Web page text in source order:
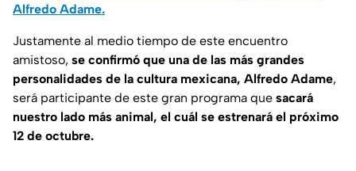
Alfredo Adame.
Justamente al medio tiempo de este encuentro
amistoso, se confirmó que una de las más grandes
personalidades de la cultura mexicana, Alfredo Adame,
será participante de este gran programa que sacará
nuestro lado más animal, el cuál se estrenará el próximo
12 de octubre.